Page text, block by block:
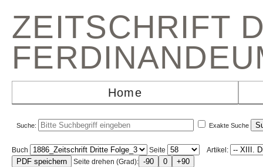
ZEITSCHRIFT
Home
Suche: Exakte Suche
Buch Seite
Artikel:
Seite drehen (Grad):